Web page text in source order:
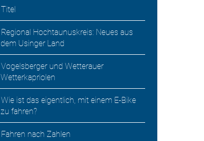
Titel
Regional Hochtaunuskreis: Neues aus
dem Usinger Land
Vogelsberger und Wetterauer
Wetterkapriolen
Wie ist das eigentlich, mit einem E-Bike
zu fahren?
Fahren nach Zahlen